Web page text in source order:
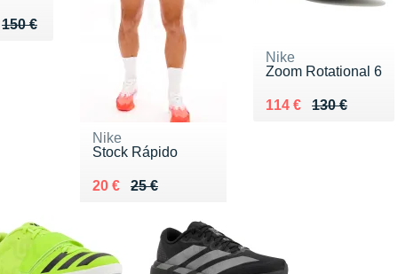
150 €150 €
€
Nike
Stock Rápido
25 €
Au lieu de 25 €
20 €
Vendu 20 €
Nike
Zoom Rotational 6
130 €
Au lieu de 130 €
114 €
Vendu 114 €